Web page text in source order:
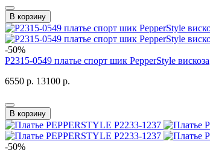
В корзину
-50%
P2315-0549 платье спорт шик PepperStyle вискоза
6550 р. 13100 р.
В корзину
-50%